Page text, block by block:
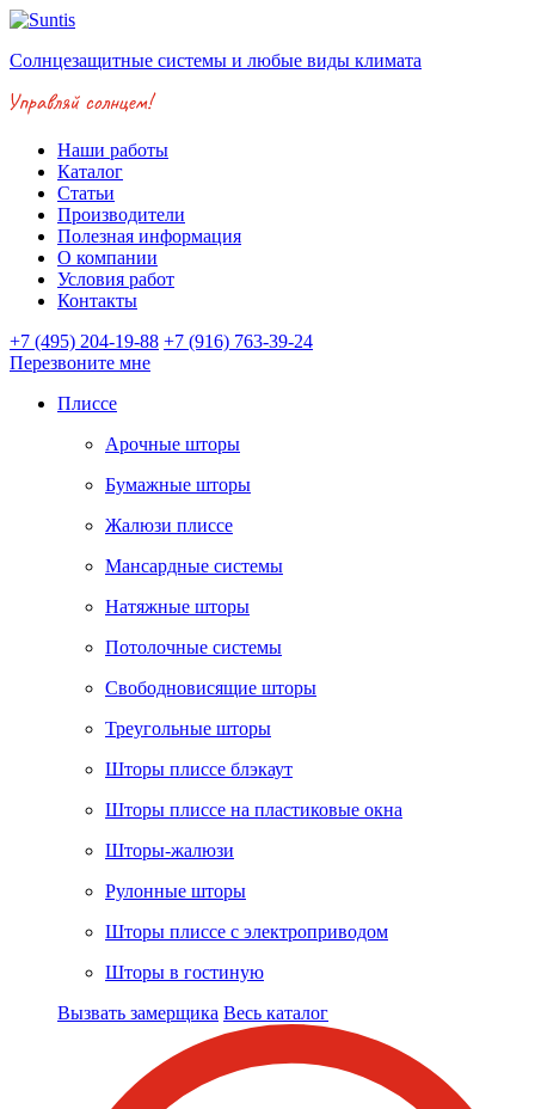
Солнцезащитные системы и любые виды климата
Наши работы
Каталог
Статьи
Производители
Полезная информация
О компании
Условия работ
Контакты
+7 (495) 204-19-88 +7 (916) 763-39-24
Перезвоните мне
Плиссе
Арочные шторы
Бумажные шторы
Жалюзи плиссе
Мансардные системы
Натяжные шторы
Потолочные системы
Свободновисящие шторы
Треугольные шторы
Шторы плиссе блэкаут
Шторы плиссе на пластиковые окна
Шторы-жалюзи
Рулонные шторы
Шторы плиссе с электроприводом
Шторы в гостиную
Вызвать замерщика Весь каталог